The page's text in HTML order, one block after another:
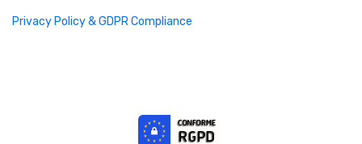
Privacy Policy & GDPR Compliance